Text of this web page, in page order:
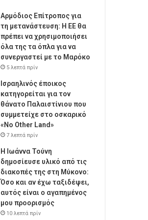
Αρμόδιος Επίτροπος για
τη μετανάστευση: Η ΕΕ θα
πρέπει να χρησιμοποιήσει
όλα της τα όπλα για να
συνεργαστεί με το Μαρόκο
5 λεπτά πρίν
Ισραηλινός έποικος
κατηγορείται για τον
θάνατο Παλαιστίνιου που
συμμετείχε στο οσκαρικό
«No Other Land»
7 λεπτά πρίν
Η Ιωάννα Τούνη
δημοσίευσε υλικό από τις
διακοπές της στη Μύκονο:
Όσο και αν έχω ταξιδέψει,
αυτός είναι ο αγαπημένος
μου προορισμός
10 λεπτά πρίν